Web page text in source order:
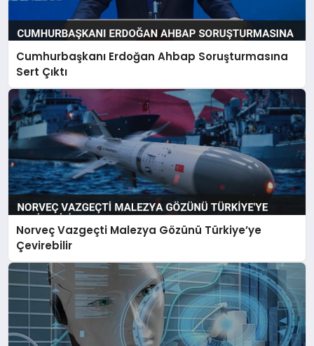
Cumhurbaşkanı Erdoğan Ahbap Soruşturmasına
Sert Çıktı
Norveç Vazgeçti Malezya Gözünü Türkiye’ye
Çevirebilir